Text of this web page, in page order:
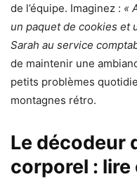
de l’équipe. Imaginez : «
un paquet de cookies et
Sarah au service
de maintenir une
petits problèmes
montagnes rétro.
Le décodeur
corporel : lire